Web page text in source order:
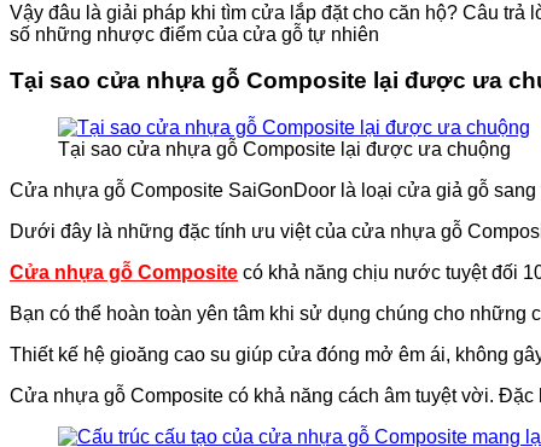
Vậy đâu là giải pháp khi tìm cửa lắp đặt cho căn hộ? Câu trả
số những nhược điểm của cửa gỗ tự nhiên
Tại sao cửa nhựa gỗ Composite lại được ưa
Tại sao cửa nhựa gỗ Composite lại được ưa chuộng
Cửa nhựa gỗ Composite SaiGonDoor là loại cửa giả gỗ sang
Dưới đây là những đặc tính ưu việt của cửa nhựa gỗ
Cửa nhựa gỗ Composite có khả năng chịu nước tuyệt đối
Bạn có thể hoàn toàn yên tâm khi sử dụng chúng cho
Thiết kế hệ gioăng cao su giúp cửa đóng mở êm ái, không
Cửa nhựa gỗ Composite có khả năng cách âm tuyệt vời.